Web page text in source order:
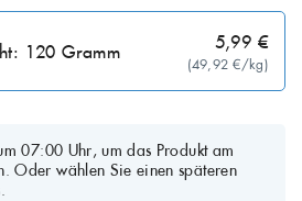
120 Gramm
(49,92 €/kg)
5,99 €
07:00 Uhr, um das Produkt am
Oder wählen Sie einen späteren